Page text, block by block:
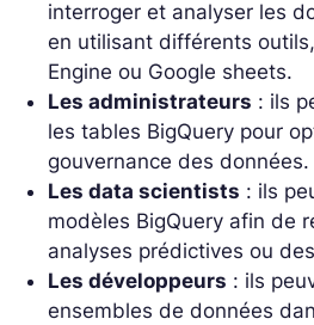
interroger et analyser les
en utilisant différents
Engine ou Google sheets.
Les administrateurs : ils
les tables BigQuery pour
gouvernance des données.
Les data scientists : ils
modèles BigQuery afin de
analyses prédictives ou
Les développeurs : ils
ensembles de données